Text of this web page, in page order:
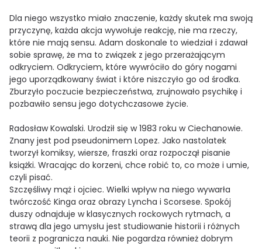
Dla niego wszystko miało znaczenie, każdy skutek ma swoją
przyczynę, każda akcja wywołuje reakcję, nie ma rzeczy,
które nie mają sensu. Adam doskonale to wiedział i zdawał
sobie sprawę, że ma to związek z jego przerażającym
odkryciem. Odkryciem, które wywróciło do góry nogami
jego uporządkowany świat i które niszczyło go od środka.
Zburzyło poczucie bezpieczeństwa, zrujnowało psychikę i
pozbawiło sensu jego dotychczasowe życie.
Radosław Kowalski. Urodził się w 1983 roku w Ciechanowie.
Znany jest pod pseudonimem Lopez. Jako nastolatek
tworzył komiksy, wiersze, fraszki oraz rozpoczął pisanie
książki. Wracając do korzeni, chce robić to, co może i umie,
czyli pisać.
Szczęśliwy mąż i ojciec. Wielki wpływ na niego wywarła
twórczość Kinga oraz obrazy Lyncha i Scorsese. Spokój
duszy odnajduje w klasycznych rockowych rytmach, a
strawą dla jego umysłu jest studiowanie historii i różnych
teorii z pogranicza nauki. Nie pogardza również dobrym